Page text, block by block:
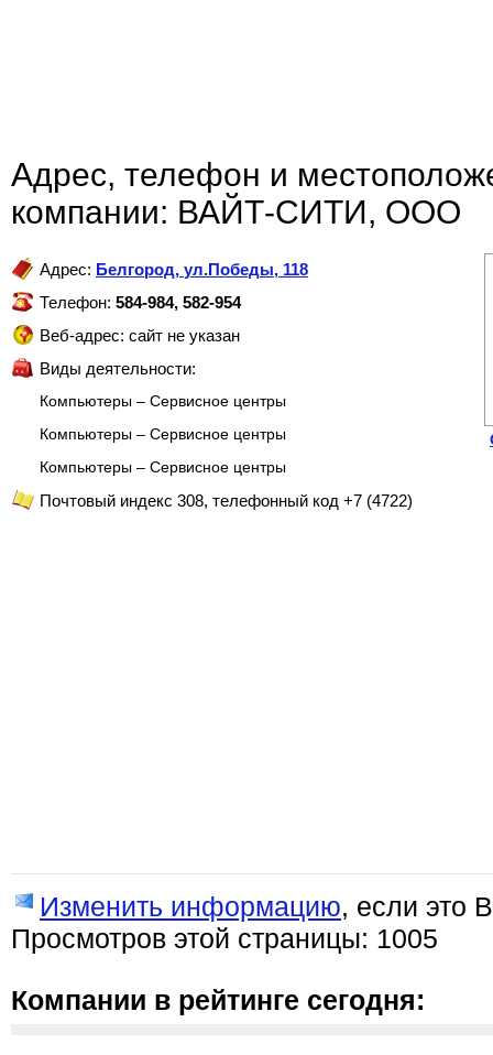
Адрес, телефон и
компании: ВАЙТ-СИТИ, ООО
Адрес: Белгород, ул.Победы, 118
Телефон: 584-984, 582-954
Веб-адрес: сайт не указан
Виды деятельности:
Компьютеры – Сервисное центры
Компьютеры – Сервисное центры
Компьютеры – Сервисное центры
Почтовый индекс 308, телефонный код +7 (4722)
Изменить информацию, если это
Просмотров этой страницы: 1005
Компании в рейтинге сегодня: